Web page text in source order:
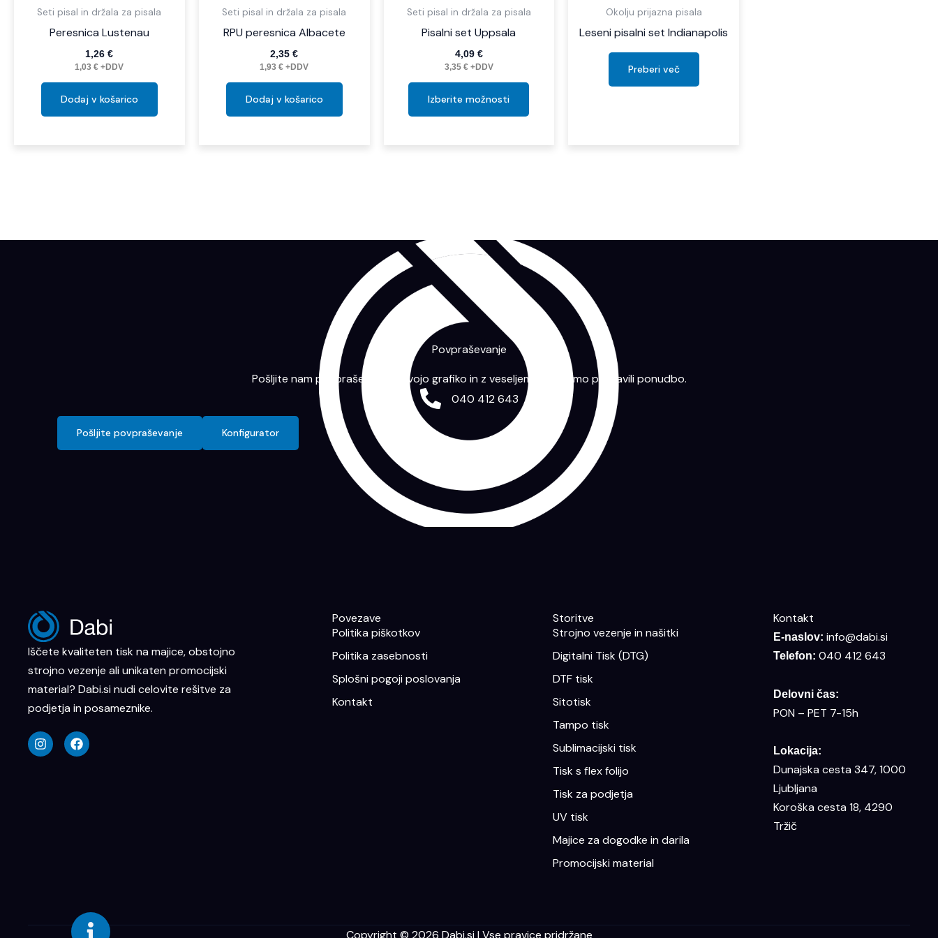
Seti pisal in držala za pisala
Peresnica Lustenau
1,26€
1,03€ +DDV
Dodaj v košarico
Seti pisal in držala za pisala
RPU peresnica Albacete
2,35€
1,93€ +DDV
Dodaj v košarico
Seti pisal in držala za pisala
Pisalni set Uppsala
4,09 €
3,35 €+DDV
Izberite možnosti
Okolju prijazna pisala
Leseni pisalni set Indianapolis
Preberi več
Povpraševanje
Pošljite nam povpraševanje s svojo grafiko in z veseljem vam bomo pripravili ponudbo.
040 412 643
Pošljite povpraševanje Konfigurator
Iščete kvaliteten tisk na majice, obstojno
strojno vezenje ali unikaten promocijski
material? Dabi.si nudi celovite rešitve za
podjetja in posameznike.
n
s
t
a
c
e
Povezave
Politika piškotkov
Politika zasebnosti
Splošni pogoji poslovanja
Kontakt
Storitve
Strojno vezenje in našitki
Digitalni Tisk (DTG)
DTF tisk
Sitotisk
Tampo tisk
Sublimacijski tisk
Tisk s flex folijo
Tisk za podjetja
UV tisk
Majice za dogodke in darila
Promocijski material
Kontakt
E-naslov: info@dabi.si
Telefon: 040 412 643
Delovni čas:
PON – PET 7-15h
Lokacija:
Dunajska cesta 347, 1000
Ljubljana
Koroška cesta 18, 4290
Tržič
Copyright © 2026 Dabi.si | Vse pravice pridržane